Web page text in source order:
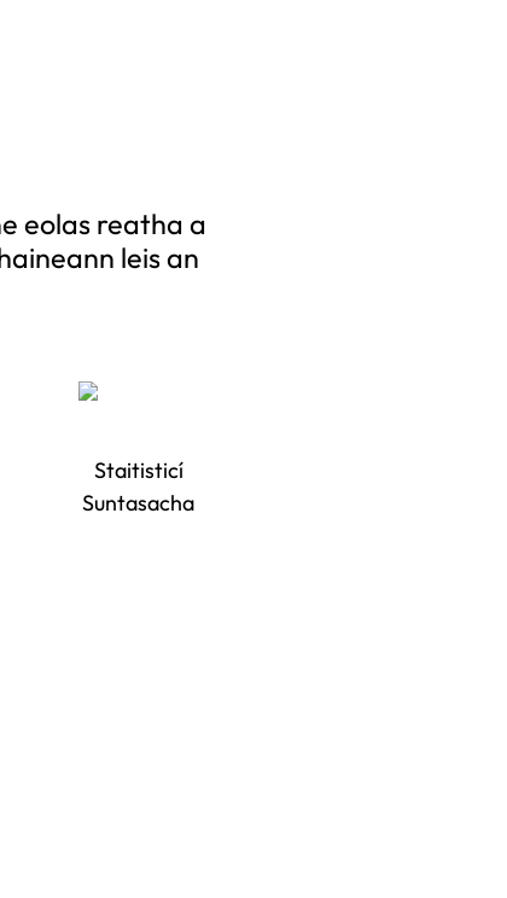
eolas reatha a
leis an
Staitisticí
Suntasacha